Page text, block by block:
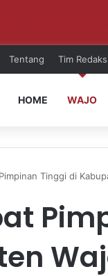
Tentang Tim Redaksi
HOME WAJO
Tinggi di